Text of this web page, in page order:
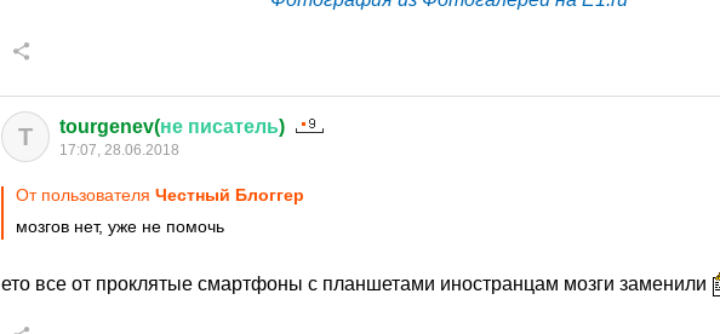
T tourgenev(не писатель)
17:07, 28.06.2018
От пользователя Честный Блоггер
мозгов нет, уже не помочь
ето все от проклятые смартфоны с планшетами иностранцам мозги заменили